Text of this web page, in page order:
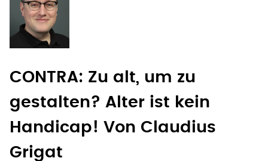
CONTRA: Zu alt, um zu
gestalten? Alter ist kein
Handicap! Von Claudius
Grigat